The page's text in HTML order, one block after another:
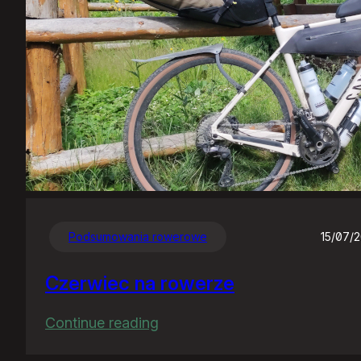
Podsumowania rowerowe 15/07/
Czerwiec na rowerze
Continue reading